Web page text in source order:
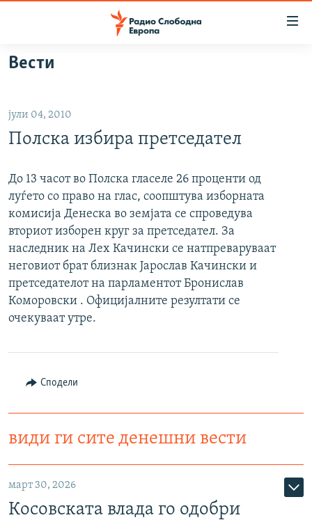
Оди
на
Оди
на
главната
Премини
на
пребарување
ВИЗУЕЛНО
ШТО ТРЕБА ДА ЗНАЕТЕ
ПРИЈАВИ СЕ ЗА ЊУЗЛЕТЕР
ПОДКАСТ ЗОШТО?
СЛЕДЕТЕ НЕ
РСЕ веб страници
Вести
јули 04, 2010
Полска избира претседател
До 13 часот во Полска гласеле 26 проценти од
луѓето со право на глас, соопштува изборната
комисија Денеска во земјата се спроведува
вториот изборен круг за претседател. За
наследник на Лех Качински се натпреваруваат
неговиот брат близнак Јарослав Качински и
претседателот на парламентот Бронислав
Коморовски . Официјалните резултати се
очекуваат утре.
Сподели
види ги сите денешни вести
март 30, 2026
Косовската влада го одобри